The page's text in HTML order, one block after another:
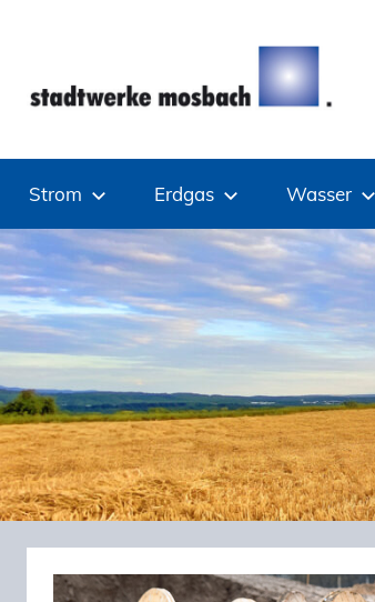
springen
Stadtwerke
Mosbach
Strom Erdgas Wasser